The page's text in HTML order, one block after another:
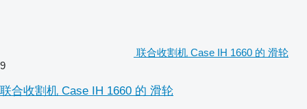
联合收割机 Case IH 1660 的 滑轮
9
联合收割机 Case IH 1660 的 滑轮